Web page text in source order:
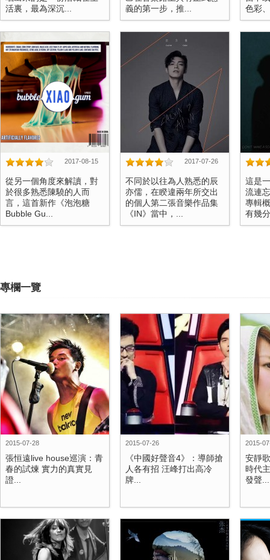
活裏，最為深沉...
義的第一步，推...
色彩
2017-08-15
從另一個角度來解讀，對
於很多熟悉陳驍的人而
言，這首新作《泡泡糖
Bubble Gu...
2017-07-26
不同於以往為人熟悉的辰
亦儒，在睽違兩年所交出
的個人第二張音樂作品集
《IN》當中，...
這是
流連
專輯
有幾
專欄一覽
2015-07-28
張恒遠live house巡演：青
春的試煉 實力的真實見
證...
2015-07-26
《中國好聲音4》：導師搶
人各有招 汪峰打出高冷
牌...
2015-
安靜
時代
發聲...